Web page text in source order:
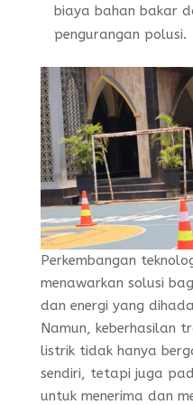
biaya bahan bakar
pengurangan polusi.
Perkembangan
menawarkan solusi
dan energi yang
Namun, keberhasilan
listrik tidak hanya
sendiri, tetapi juga
untuk menerima dan